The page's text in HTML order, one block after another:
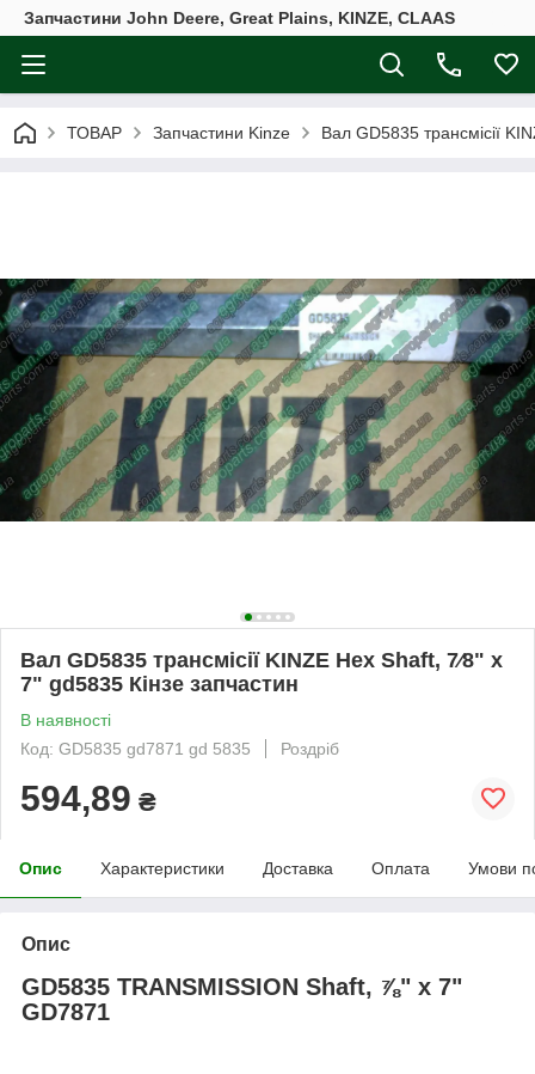
Запчастини John Deere, Great Plains, KINZE, CLAAS
ТОВАР Запчастини Kinze Вал GD5835 трансмісії
Вал GD5835 трансмісії KINZE Hex Shaft, 7⁄8" x
7" gd5835 Кінзе запчастин
В наявності
Код: GD5835 gd7871 gd 5835
Роздріб
594,89 ₴
Опис Характеристики Доставка Оплата Умови
Опис
GD5835 TRANSMISSION Shaft, ⅞" x 7"
GD7871